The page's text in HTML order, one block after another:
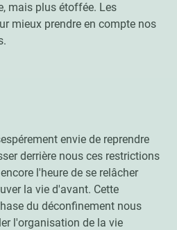
mais plus étoffée. Les
mieux prendre en compte nos
envie de reprendre
derrière nous ces restrictions
l'heure de se relâcher
la vie d'avant. Cette
du déconfinement nous
l'organisation de la vie